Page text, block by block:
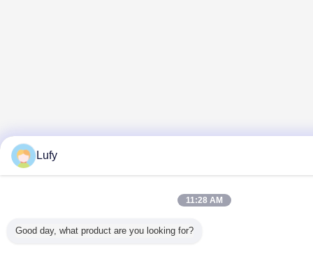
Lufy
11:28 AM
Good day, what product are you looking for?